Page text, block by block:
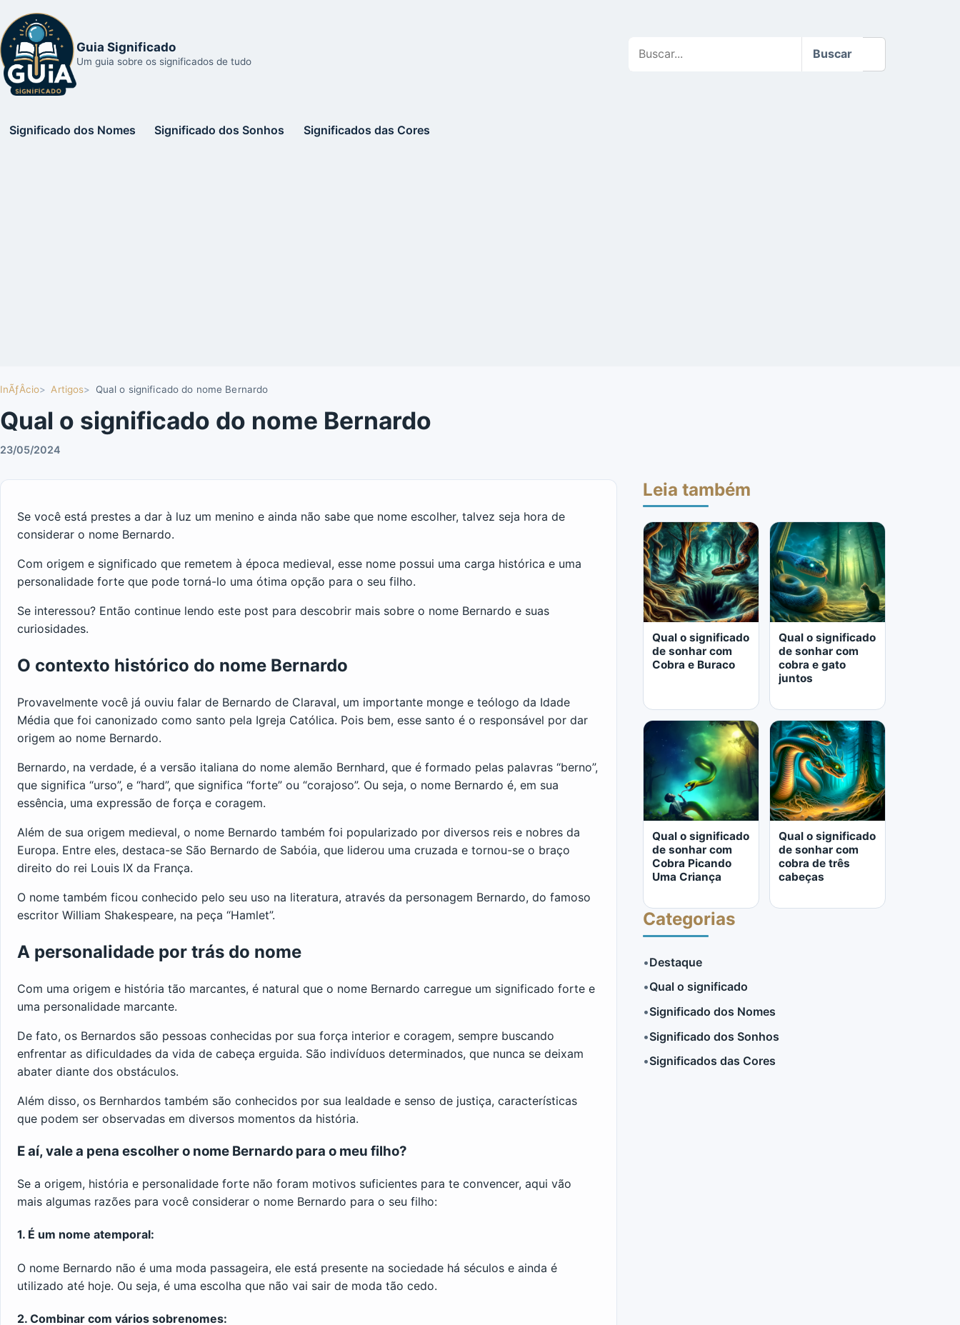
Guia Significado
Um guia sobre os significados de tudo
no
Buscar
Significado dos Nomes Significado dos Sonhos Significados das Cores
InÃƒÂ­cio Artigos Qual o significado do nome Bernardo
Qual o significado do nome Bernardo
23/05/2024
Se você está prestes a dar à luz um menino e ainda não sabe que nome escolher, talvez seja hora de
considerar o nome Bernardo.
Com origem e significado que remetem à época medieval, esse nome possui uma carga histórica e uma
personalidade forte que pode torná-lo uma ótima opção para o seu filho.
Se interessou? Então continue lendo este post para descobrir mais sobre o nome Bernardo e suas
curiosidades.
O contexto histórico do nome Bernardo
Provavelmente você já ouviu falar de Bernardo de Claraval, um importante monge e teólogo da Idade
Média que foi canonizado como santo pela Igreja Católica. Pois bem, esse santo é o responsável por dar
origem ao nome Bernardo.
Bernardo, na verdade, é a versão italiana do nome alemão Bernhard, que é formado pelas palavras “berno”,
que significa “urso”, e “hard”, que significa “forte” ou “corajoso”. Ou seja, o nome Bernardo é, em sua
essência, uma expressão de força e coragem.
Além de sua origem medieval, o nome Bernardo também foi popularizado por diversos reis e nobres da
Europa. Entre eles, destaca-se São Bernardo de Sabóia, que liderou uma cruzada e tornou-se o braço
direito do rei Louis IX da França.
O nome também ficou conhecido pelo seu uso na literatura, através da personagem Bernardo, do famoso
escritor William Shakespeare, na peça “Hamlet”.
A personalidade por trás do nome
Com uma origem e história tão marcantes, é natural que o nome Bernardo carregue um significado forte e
uma personalidade marcante.
De fato, os Bernardos são pessoas conhecidas por sua força interior e coragem, sempre buscando
enfrentar as dificuldades da vida de cabeça erguida. São indivíduos determinados, que nunca se deixam
abater diante dos obstáculos.
Além disso, os Bernhardos também são conhecidos por sua lealdade e senso de justiça, características
que podem ser observadas em diversos momentos da história.
E aí, vale a pena escolher o nome Bernardo para o meu filho?
Se a origem, história e personalidade forte não foram motivos suficientes para te convencer, aqui vão
mais algumas razões para você considerar o nome Bernardo para o seu filho:
1. É um nome atemporal:
O nome Bernardo não é uma moda passageira, ele está presente na sociedade há séculos e ainda é
utilizado até hoje. Ou seja, é uma escolha que não vai sair de moda tão cedo.
2. Combinar com vários sobrenomes:
Leia também
Qual o significado
de sonhar com
Cobra e Buraco
LER MAIS
Qual o significado
de sonhar com
cobra e gato
juntos
LER MAIS
Qual o significado
de sonhar com
Cobra Picando
Uma Criança
LER MAIS
Qual o significado
de sonhar com
cobra de três
cabeças
Categorias
•Destaque
•Qual o significado
•Significado dos Nomes
•Significado dos Sonhos
•Significados das Cores